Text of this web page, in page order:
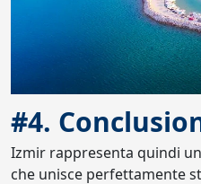
#4.
Izmir rappresenta quindi
che unisce perfettamente